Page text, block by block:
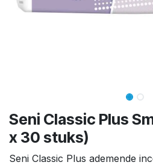
Seni Classic Plus
x 30 stuks)
Seni Classic Plus ademende